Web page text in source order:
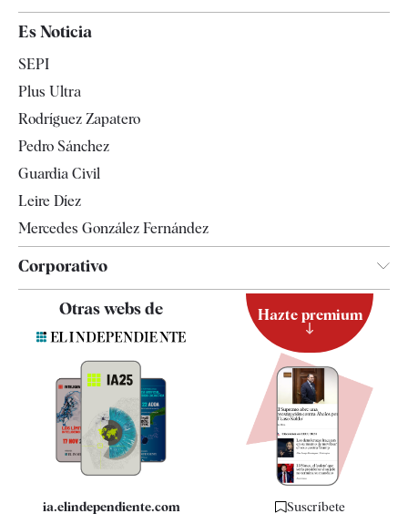
España
Televisión
Es Noticia
SEPI
Plus Ultra
Rodríguez Zapatero
Pedro Sánchez
Guardia Civil
Leire Díez
Mercedes González Fernández
Corporativo
Contacto
Quiénes somos
Especificaciones
Otras webs de
ia.elindependiente.com
Hazte premium
Suscríbete